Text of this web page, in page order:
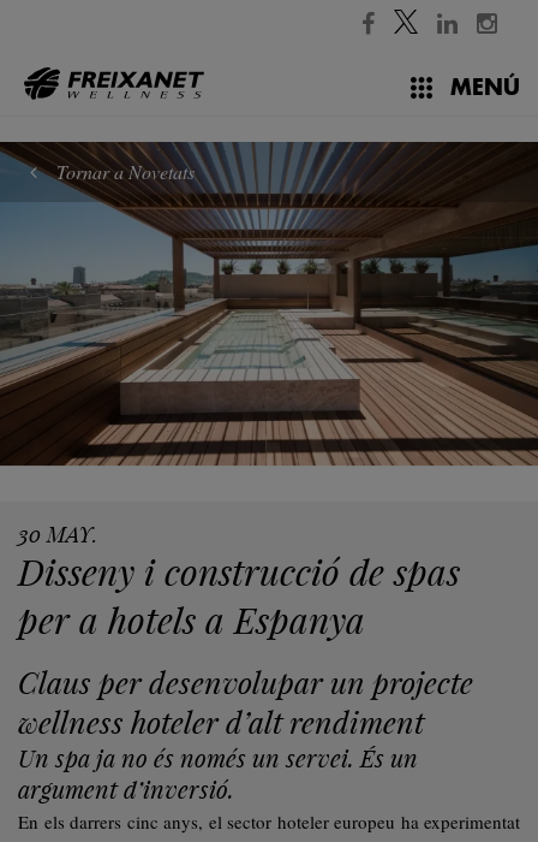
MENÚ
Tornar a Novetats
30 MAY.
Disseny i construcció de spas
per a hotels a Espanya
Claus per desenvolupar un projecte
wellness hoteler d’alt rendiment
Un spa ja no és només un servei. És un
argument d’inversió.
En els darrers cinc anys, el sector hoteler europeu ha experimentat